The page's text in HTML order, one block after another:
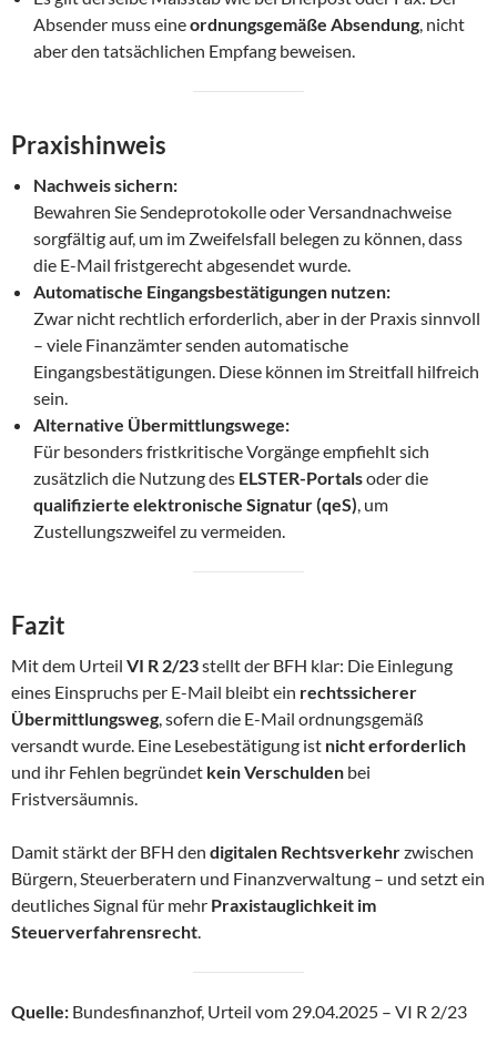
Absender muss eineordnungsgemäße Absendung, nicht
aber den tatsächlichen Empfang beweisen.
Praxishinweis
Nachweis sichern:
Bewahren Sie Sendeprotokolle oder Versandnachweise
sorgfältig auf, um im Zweifelsfall belegen zu können, dass
die E-Mail fristgerecht abgesendet wurde.
Automatische Eingangsbestätigungen nutzen:
Zwar nicht rechtlich erforderlich, aber in der Praxis sinnvoll
– viele Finanzämter senden automatische
Eingangsbestätigungen. Diese können im Streitfall hilfreich
sein.
Alternative Übermittlungswege:
Für besonders fristkritische Vorgänge empfiehlt sich
zusätzlich die Nutzung des ELSTER-Portalsoder die
qualifizierte elektronische Signatur (qeS), um
Zustellungszweifel zu vermeiden.
Fazit
Mit dem Urteil VI R 2/23stellt der BFH klar: Die Einlegung
eines Einspruchs per E-Mail bleibt ein rechtssicherer
Übermittlungsweg, sofern die E-Mail ordnungsgemäß
versandt wurde. Eine Lesebestätigung ist nicht erforderlich
und ihr Fehlen begründet kein Verschulden bei
Fristversäumnis.
Damit stärkt der BFH den digitalen Rechtsverkehrzwischen
Bürgern, Steuerberatern und Finanzverwaltung – und setzt ein
deutliches Signal für mehr Praxistauglichkeit im
Steuerverfahrensrecht.
Quelle: Bundesfinanzhof, Urteil vom 29.04.2025 – VI R 2/23